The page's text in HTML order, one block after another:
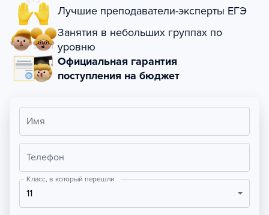
Лучшие преподаватели-эксперты ЕГЭ
Занятия в небольших группах по
уровню
Официальная гарантия
поступления на бюджет
Имя
Телефон
Класс, в который перешли
11